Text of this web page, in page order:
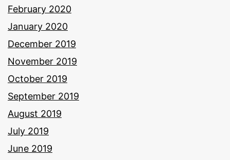
February 2020
January 2020
December 2019
November 2019
October 2019
September 2019
August 2019
July 2019
June 2019